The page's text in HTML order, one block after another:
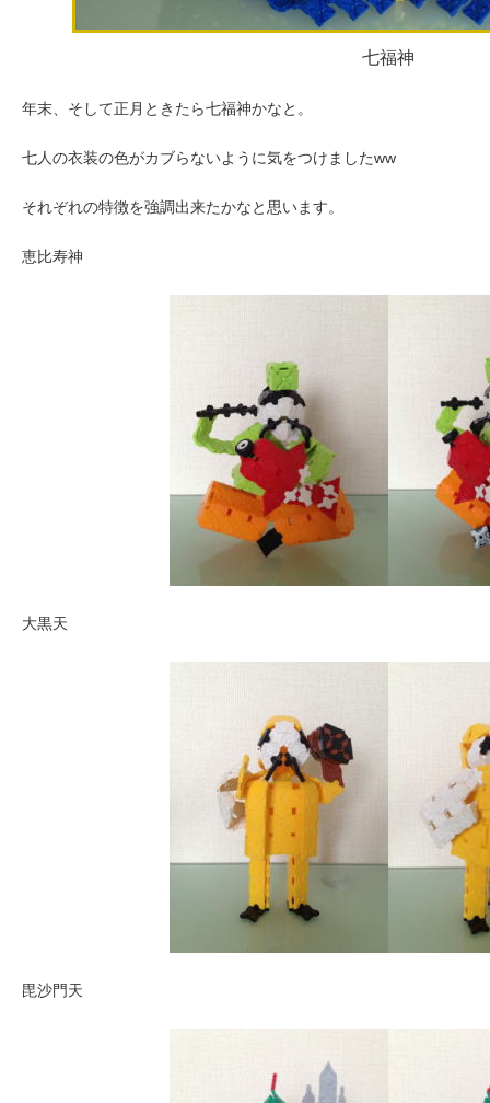
七福神
年末、そして正月ときたら七福神かなと。
七人の衣装の色がカブらないように気をつけましたww
それぞれの特徴を強調出来たかなと思います。
恵比寿神
大黒天
毘沙門天